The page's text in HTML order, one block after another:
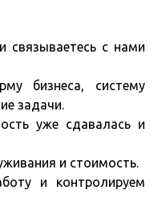
связываетесь с нами
бизнеса, систему
задачи.
уже сдавалась и
и стоимость.
и контролируем